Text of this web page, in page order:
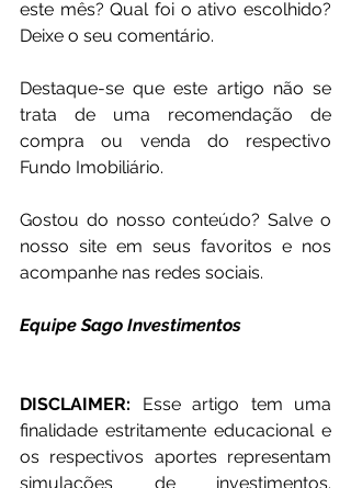
este mês? Qual foi o ativo escolhido?
Deixe o seu comentário.
Destaque-se que este artigo não se
trata de uma recomendação de
compra ou venda do respectivo
Fundo Imobiliário.
Gostou do nosso conteúdo? Salve o
nosso site em seus favoritos e nos
acompanhe nas redes sociais.
Equipe Sago Investimentos
DISCLAIMER: Esse artigo tem uma
finalidade estritamente educacional e
os respectivos aportes representam
simulações de investimentos.